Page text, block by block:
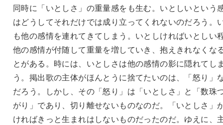
同時に「いとしさ」の重量感をも生む。いとしいという
はどうしてそれだけでは成り立ってくれないのだろう。
も他の感情を連れてきてしまう。いとしければいとしい
他の感情が付随して重量を増していき、抱えきれなくな
とがある。時には、いとしさは他の感情の影に隠れてし
う。掲出歌の主体がほんとうに捨てたいのは、「怒り」
だろう。しかし、その「怒り」は「いとしさ」と「数珠
がり」であり、切り離せないものなのだ。「いとしさ」
ければきっと生まれはしないものだったのだ。ゆえに、